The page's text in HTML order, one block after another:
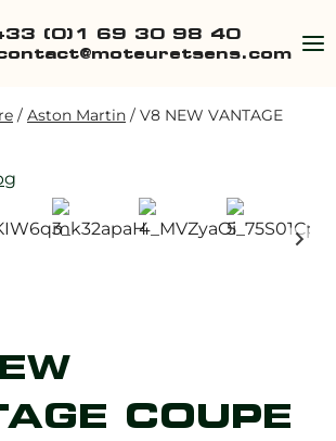
(0)1 69 30 98 40
/ Aston Martin / V8 NEW VANTAGE
COUPE